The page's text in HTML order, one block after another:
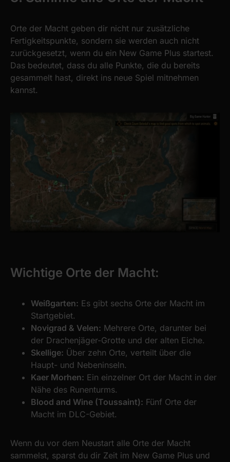
Orte der Macht geben dir nicht nur zusätzliche
Fertigkeitspunkte, sondern sie werden auch nicht
zurückgesetzt, wenn du ein New Game Plus startest.
Das bedeutet, dass du alle Punkte, die du bereits
gesammelt hast, direkt ins neue Spiel mitnehmen
kannst.
Wichtige Orte der Macht:
Weißgarten: Es gibt sechs Orte der Macht im
Startgebiet.
Novigrad & Velen: Mehrere Orte, darunter bei
der Drachenjäger-Grotte und der alten Eiche.
Skellige: Über zehn Orte, verteilt über die
Haupt- und Nebeninseln.
Kaer Morhen: Ein einzelner Ort der Macht in der
Nähe des Runenturms.
Blood and Wine (Toussaint): Fünf Orte der
Macht im DLC-Gebiet.
Wenn du vor dem Neustart alle Orte der Macht
sammelst, sparst du dir Zeit im New Game Plus und